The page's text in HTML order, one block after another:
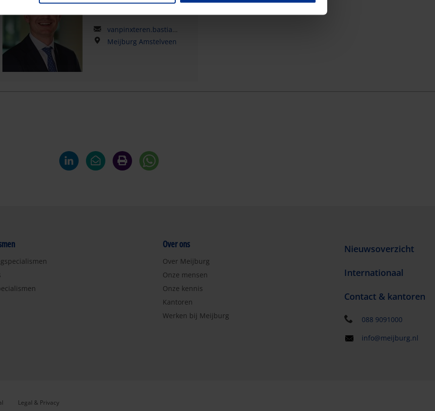
vanpinxteren.bastiaan@kpmg.com
Meijburg Amstelveen
Over ons
Over Meijburg
Onze mensen
Onze kennis
Kantoren
Werken bij Meijburg
Nieuwsoverzicht
Internationaal
Contact & kantoren
088 9091000
info@meijburg.nl
Legal & Privacy